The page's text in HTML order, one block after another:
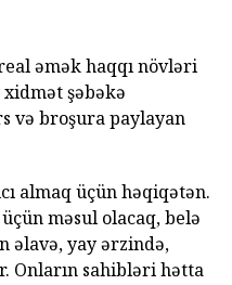
əmək haqqı növləri
şəbəkə
və broşura paylayan
almaq üçün həqiqətən.
məsul olacaq, belə
əlavə, yay ərzində,
Onların sahibləri hətta